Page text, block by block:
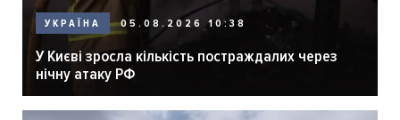
УКРАЇНА 05.08.2026 10:38
У Києві зросла кількість постраждалих через
нічну атаку РФ